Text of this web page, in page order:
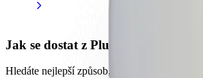
Jak se dostat z Pludmales
Hledáte nejlepší způsob, jak se dostat z